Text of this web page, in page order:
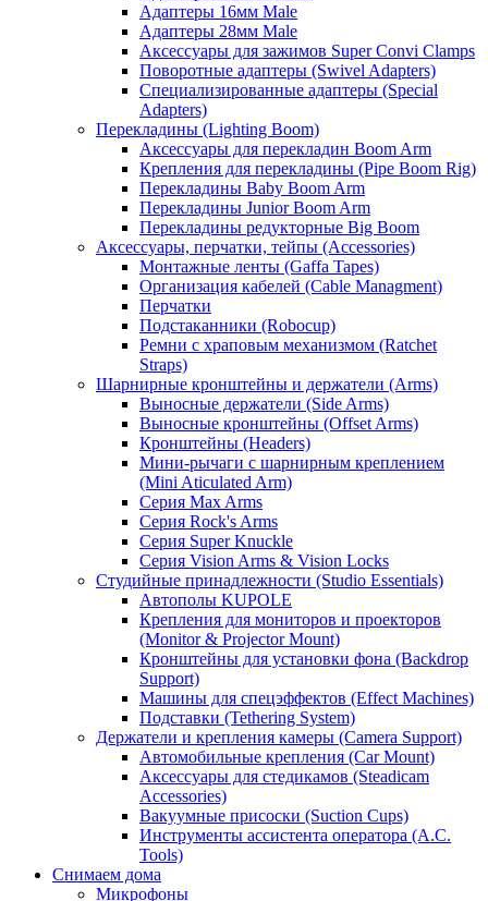
Адаптеры 16мм Male
Адаптеры 28мм Male
Аксессуары для зажимов Super Convi Clamps
Поворотные адаптеры (Swivel Adapters)
Специализированные адаптеры (Special
Adapters)
Перекладины (Lighting Boom)
Аксессуары для перекладин Boom Arm
Крепления для перекладины (Pipe Boom Rig)
Перекладины Baby Boom Arm
Перекладины Junior Boom Arm
Перекладины редукторные Big Boom
Аксессуары, перчатки, тейпы (Accessories)
Монтажные ленты (Gaffa Tapes)
Организация кабелей (Cable Managment)
Перчатки
Подстаканники (Robocup)
Ремни с храповым механизмом (Ratchet
Straps)
Шарнирные кронштейны и держатели (Arms)
Выносные держатели (Side Arms)
Выносные кронштейны (Offset Arms)
Кронштейны (Headers)
Мини-рычаги с шарнирным креплением
(Mini Aticulated Arm)
Серия Max Arms
Серия Rock's Arms
Серия Super Knuckle
Серия Vision Arms & Vision Locks
Студийные принадлежности (Studio Essentials)
Автополы KUPOLE
Крепления для мониторов и проекторов
(Monitor & Projector Mount)
Кронштейны для установки фона (Backdrop
Support)
Машины для спецэффектов (Effect Machines)
Подставки (Tethering System)
Держатели и крепления камеры (Camera Support)
Автомобильные крепления (Car Mount)
Аксессуары для стедикамов (Steadicam
Accessories)
Вакуумные присоски (Suction Cups)
Инструменты ассистента оператора (A.C.
Tools)
Снимаем дома
Микрофоны